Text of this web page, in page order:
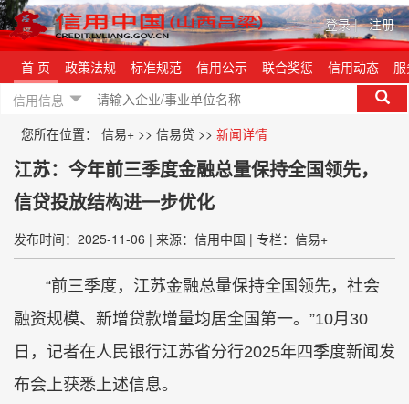
登录| 注册
首 页 政策法规 标准规范 信用公示 联合奖惩 信用动态
信用信息
您所在位置： 信易+ >> 信易贷 >> 新闻详情
江苏：今年前三季度金融总量保持全国领先，
信贷投放结构进一步优化
发布时间：2025-11-06 | 来源：信用中国 | 专栏：信易+
“前三季度，江苏金融总量保持全国领先，社会
融资规模、新增贷款增量均居全国第一。”10月30
日，记者在人民银行江苏省分行2025年四季度新闻发
布会上获悉上述信息。